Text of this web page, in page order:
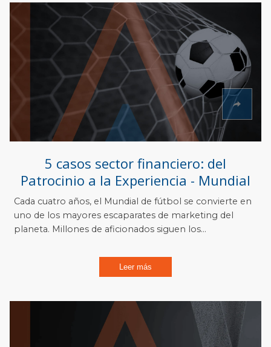
5 casos sector financiero: del
Patrocinio a la Experiencia - Mundial
Cada cuatro años, el Mundial de fútbol se convierte en
uno de los mayores escaparates de marketing del
planeta. Millones de aficionados siguen los...
Leer más